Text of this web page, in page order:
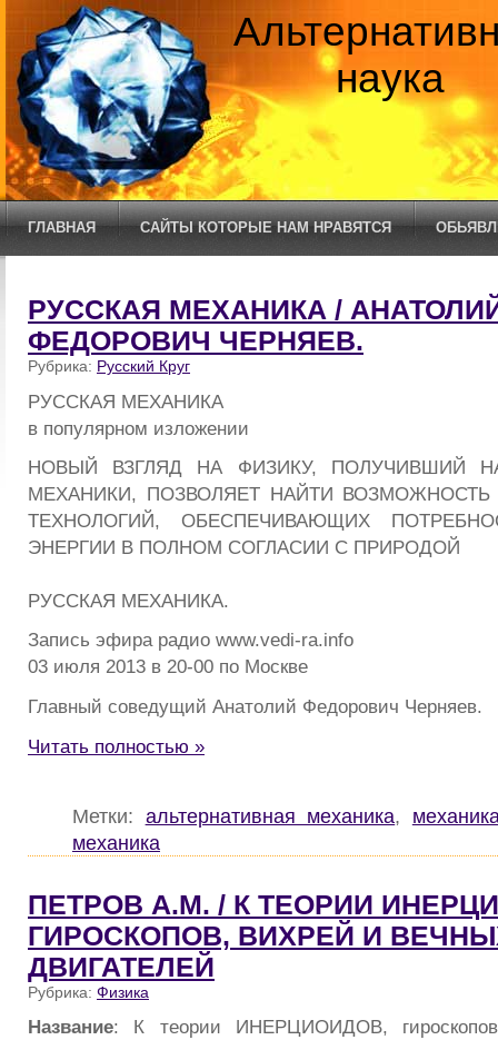
наука
ГЛАВНАЯ САЙТЫ КОТОРЫЕ НАМ НРАВЯТСЯ
РУССКАЯ МЕХАНИКА /
ФЕДОРОВИЧ ЧЕРНЯЕВ.
Рубрика: Русский Круг
РУССКАЯ МЕХАНИКА
в популярном изложении
НОВЫЙ ВЗГЛЯД НА ФИЗИКУ, ПОЛУЧИВШИЙ
МЕХАНИКИ, ПОЗВОЛЯЕТ НАЙТИ
ТЕХНОЛОГИЙ, ОБЕСПЕЧИВАЮЩИХ
ЭНЕРГИИ В ПОЛНОМ СОГЛАСИИ С ПРИРОДОЙ
РУССКАЯ МЕХАНИКА.
Запись эфира радио www.vedi-ra.info
03 июля 2013 в 20-00 по Москве
Главный соведущий Анатолий Федорович Черняев.
Читать полностью »
Метки: альтернативная механика,
механика
ПЕТРОВ А.М. / К ТЕОРИИ
ГИРОСКОПОВ, ВИХРЕЙ И
ДВИГАТЕЛЕЙ
Рубрика: Физика
Название: К теории ИНЕРЦИОИДОВ,